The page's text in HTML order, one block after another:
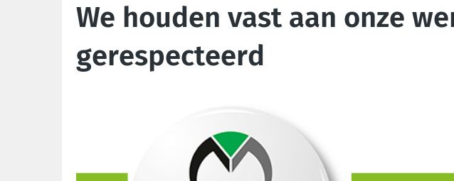
We houden vast aan onze
gerespecteerd